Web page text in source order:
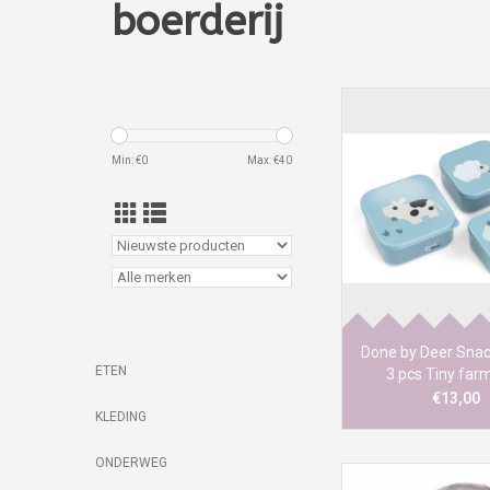
boerderij
Min: €0 Max: €40
ETEN
KLEDING
ONDERWEG
Deze drie
snackdoosjes, elk in
formaat, zijn
snacks van je
klaar voor elk
Done by Deer
3 pcs Tiny
€13,00